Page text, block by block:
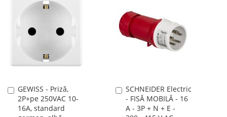
GEWISS - Priză,
2P+pe 250VAC 10-
16A, standard
Adauga
în
cos
SCHNEIDER Electric
- FISĂ MOBILĂ - 16
A - 3P + N + E -
Adauga
în
cos